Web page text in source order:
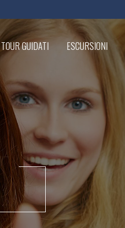
TOUR GUIDATI ESCURSIONI